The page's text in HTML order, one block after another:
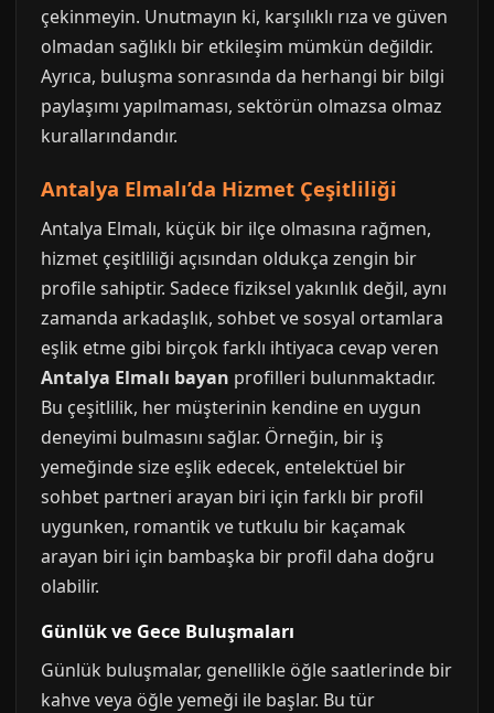
çekinmeyin. Unutmayın ki, karşılıklı rıza ve güven
olmadan sağlıklı bir etkileşim mümkün değildir.
Ayrıca, buluşma sonrasında da herhangi bir bilgi
paylaşımı yapılmaması, sektörün olmazsa olmaz
kurallarındandır.
Antalya Elmalı’da Hizmet Çeşitliliği
Antalya Elmalı, küçük bir ilçe olmasına rağmen,
hizmet çeşitliliği açısından oldukça zengin bir
profile sahiptir. Sadece fiziksel yakınlık değil, aynı
zamanda arkadaşlık, sohbet ve sosyal ortamlara
eşlik etme gibi birçok farklı ihtiyaca cevap veren
Antalya Elmalı bayan profilleri bulunmaktadır.
Bu çeşitlilik, her müşterinin kendine en uygun
deneyimi bulmasını sağlar. Örneğin, bir iş
yemeğinde size eşlik edecek, entelektüel bir
sohbet partneri arayan biri için farklı bir profil
uygunken, romantik ve tutkulu bir kaçamak
arayan biri için bambaşka bir profil daha doğru
olabilir.
Günlük ve Gece Buluşmaları
Günlük buluşmalar, genellikle öğle saatlerinde bir
kahve veya öğle yemeği ile başlar. Bu tür